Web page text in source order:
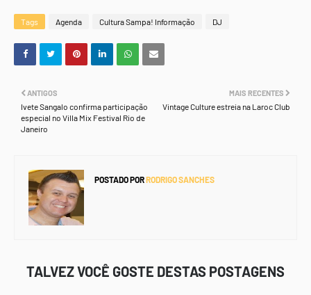
Tags Agenda Cultura Sampa! Informação DJ
MAIS RECENTES
Vintage Culture estreia na Laroc Club
ANTIGOS
Ivete Sangalo confirma participação
especial no Villa Mix Festival Rio de
Janeiro
POSTADO PORRODRIGO SANCHES
TALVEZ VOCÊ GOSTE DESTAS POSTAGENS